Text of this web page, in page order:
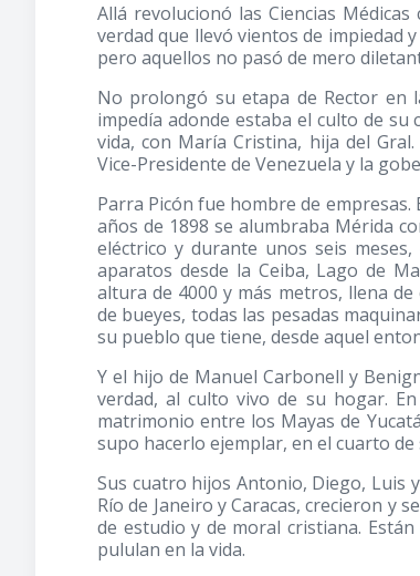
Allá revolucionó las Ciencias
verdad que llevó vientos de impiedad
pero aquellos no pasó de mero
No prolongó su etapa de Rector en
impedía adonde estaba el culto de su
vida, con María Cristina, hija del
Vice-Presidente de Venezuela y la
Parra Picón fue hombre de
años de 1898 se alumbraba Mérida
eléctrico y durante unos seis
aparatos desde la Ceiba, Lago de
altura de 4000 y más metros, llena
de bueyes, todas las pesadas
su pueblo que tiene, desde aquel
Y el hijo de Manuel Carbonell y
verdad, al culto vivo de su hogar.
matrimonio entre los Mayas de
supo hacerlo ejemplar, en el cuarto
Sus cuatro hijos Antonio, Diego, Luis
Río de Janeiro y Caracas, crecieron y
de estudio y de moral cristiana.
pululan en la vida.